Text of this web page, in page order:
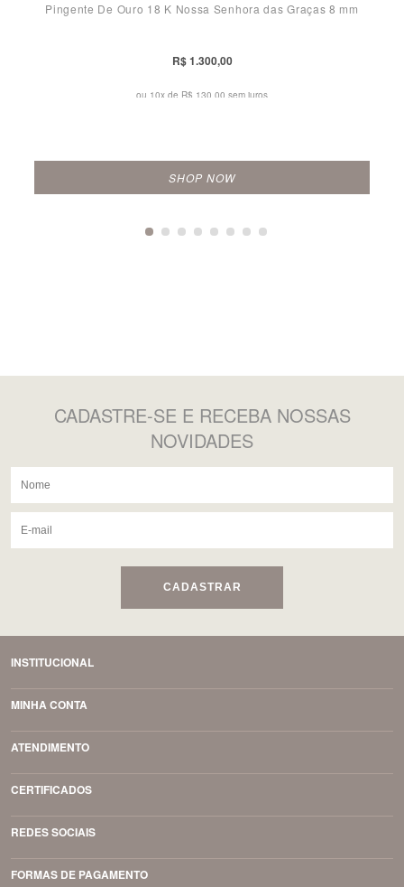
Pingente De Ouro 18 K Nossa Senhora das Graças 8 mm
R$ 1.300,00
ou 10x de R$ 130,00 sem juros
SHOP NOW
CADASTRE-SE E RECEBA NOSSAS
NOVIDADES
CADASTRAR
INSTITUCIONAL
MINHA CONTA
ATENDIMENTO
CERTIFICADOS
REDES SOCIAIS
FORMAS DE PAGAMENTO